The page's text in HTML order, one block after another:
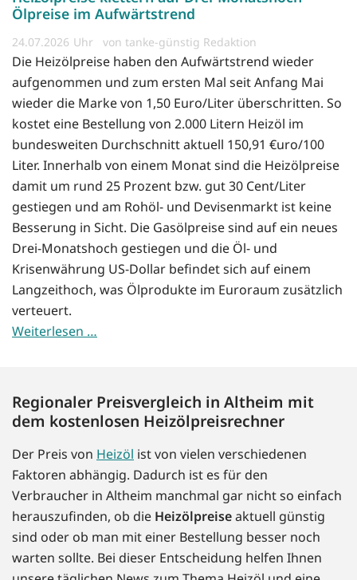
Ölpreise im Aufwärtstrend
24.07.2026 von tanke-günstig Redaktion
Die Heizölpreise haben den Aufwärtstrend wieder
aufgenommen und zum ersten Mal seit Anfang Mai
wieder die Marke von 1,50 Euro/Liter überschritten. So
kostet eine Bestellung von 2.000 Litern Heizöl im
bundesweiten Durchschnitt aktuell 150,91 €uro/100
Liter. Innerhalb von einem Monat sind die Heizölpreise
damit um rund 25 Prozent bzw. gut 30 Cent/Liter
gestiegen und am Rohöl- und Devisenmarkt ist keine
Besserung in Sicht. Die Gasölpreise sind auf ein neues
Drei-Monatshoch gestiegen und die Öl- und
Krisenwährung US-Dollar befindet sich auf einem
Langzeithoch, was Ölprodukte im Euroraum zusätzlich
verteuert.
Weiterlesen …
Regionaler Preisvergleich in Altheim mit
dem kostenlosen Heizölpreisrechner
Der Preis von Heizöl ist von vielen verschiedenen
Faktoren abhängig. Dadurch ist es für den
Verbraucher in Altheim manchmal gar nicht so einfach
herauszufinden, ob die Heizölpreiseaktuell günstig
sind oder ob man mit einer Bestellung besser noch
warten sollte. Bei dieser Entscheidung helfen Ihnen